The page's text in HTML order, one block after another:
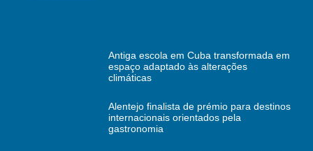
Antiga escola em Cuba transformada em
espaço adaptado às alterações
climáticas
Alentejo finalista de prémio para destinos
internacionais orientados pela
gastronomia